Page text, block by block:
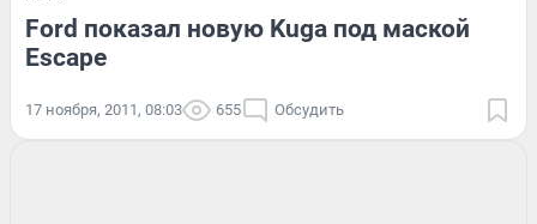
Ford показал новую Kuga под маской
Escape
17 ноября, 2011, 08:03 655 Обсудить